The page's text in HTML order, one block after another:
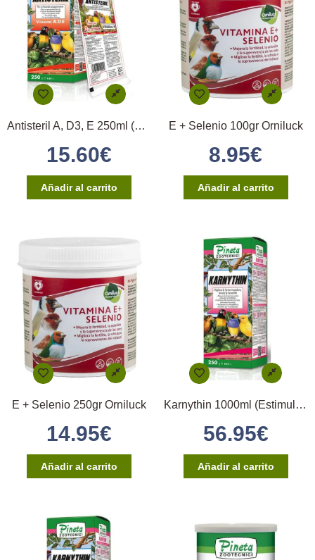
Antisteril A, D3, E 250ml (Fertilidad – Canto)
15.60€
Añadir al carrito
E + Selenio 100gr Orniluck
8.95€
Añadir al carrito
E + Selenio 250gr Orniluck
14.95€
Añadir al carrito
Karnythin 1000ml (Estimula la Fecundidad)
56.95€
Añadir al carrito